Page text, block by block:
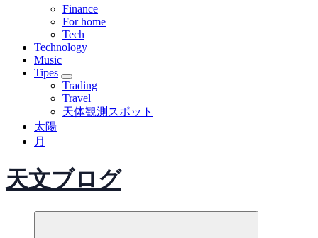
Finance
For home
Tech
Technology
Music
Tipes
Trading
Travel
天体観測スポット
太陽
月
天文ブログ